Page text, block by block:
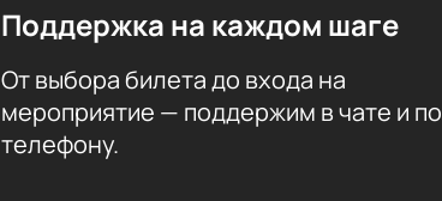
Поддержка на каждом шаге
От выбора билета до входа на
мероприятие — поддержим в чате и по
телефону.